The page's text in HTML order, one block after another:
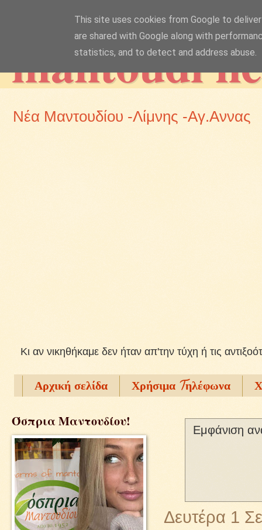
mantoudi
Νέα Μαντουδίου -Λίμνης -Αγ.Αννας
Kι αν νικηθήκαμε δεν ήταν απ'την τύχη ή τις
Αρχική σελίδα Χρήσιμα Tηλέφωνα
Εμφάνιση
Δευτέρα 1
Όσπρια Μαντουδίου!
This site uses cookies from Google to
are shared with Google along with
statistics, and to detect and address abuse.